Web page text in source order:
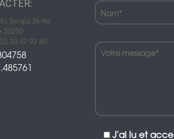
Temps 36 rte
50250
33 47 92 80
J'ai lu et